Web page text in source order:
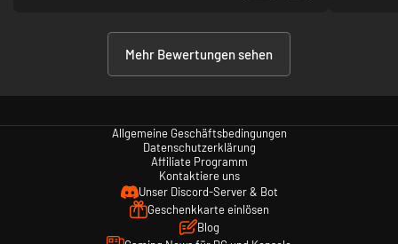
Mehr Bewertungen sehen
Allgemeine Geschäftsbedingungen
Datenschutzerklärung
Affiliate Programm
Kontaktiere uns
Unser Discord-Server & Bot
Geschenkkarte einlösen
Blog